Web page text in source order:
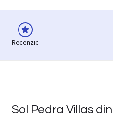
Recenzie
Sol Pedra Villas